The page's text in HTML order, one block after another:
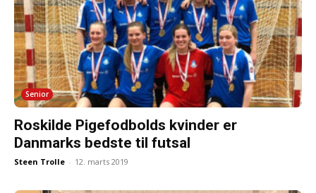
Senior
Roskilde Pigefodbolds kvinder er
Danmarks bedste til futsal
Steen Trolle - 12. marts 2019